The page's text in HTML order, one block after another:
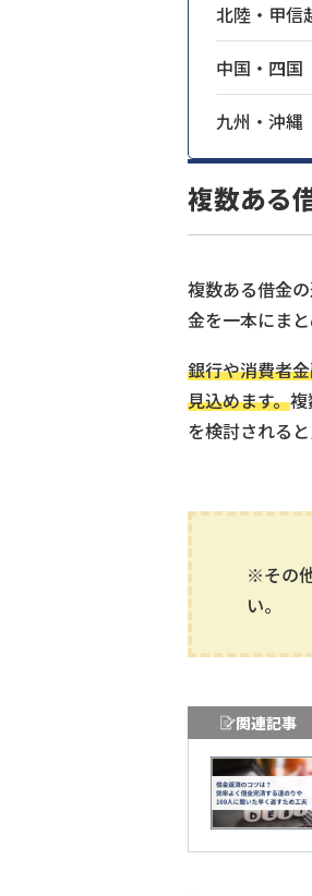
北陸・甲信
中国・四国
九州・沖縄
複数ある
複数ある借金
金を一本にま
銀行や消費者
見込めます。
を検討されると
※その
い。
関連記事